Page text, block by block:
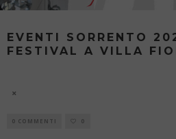
EVENTI SORRENTO
FESTIVAL A VILLA
0 COMMENTI 0